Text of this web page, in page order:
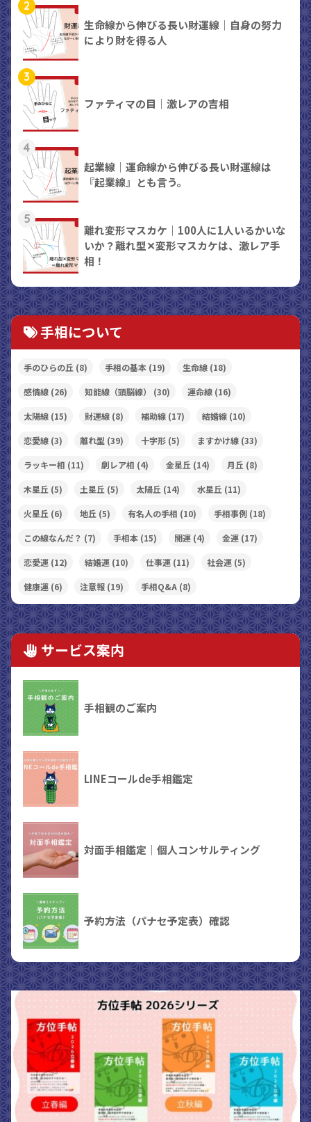
2
生命線から伸びる長い財運線｜自身の努力
により財を得る人
3
ファティマの目｜激レアの吉相
4
起業線｜運命線から伸びる長い財運線は
『起業線』とも言う。
5
離れ変形マスカケ｜100人に1人いるかいな
いか？離れ型✕変形マスカケは、激レア手
相！
手相について
手のひらの丘 (8) 手相の基本 (19) 生命線 (18)
感情線 (26) 知能線（頭脳線） (30) 運命線 (16)
太陽線 (15) 財運線 (8) 補助線 (17) 結婚線 (10)
恋愛線 (3) 離れ型 (39) 十字形 (5) ますかけ線 (33)
ラッキー相 (11) 劇レア相 (4) 金星丘 (14) 月丘 (8)
木星丘 (5) 土星丘 (5) 太陽丘 (14) 水星丘 (11)
火星丘 (6) 地丘 (5) 有名人の手相 (10) 手相事例 (18)
この線なんだ？ (7) 手相本 (15) 開運 (4) 金運 (17)
恋愛運 (12) 結婚運 (10) 仕事運 (11) 社会運 (5)
健康運 (6) 注意報 (19) 手相Q&A (8)
サービス案内
手相観のご案内
LINEコールde手相鑑定
対面手相鑑定｜個人コンサルティング
予約方法（パナセ予定表）確認